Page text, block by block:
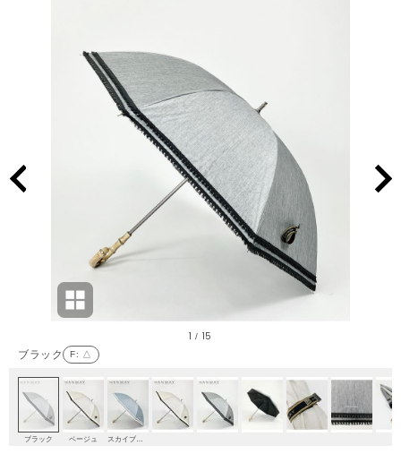
ブラック F: △
1 / 15
ブラック ベージュ